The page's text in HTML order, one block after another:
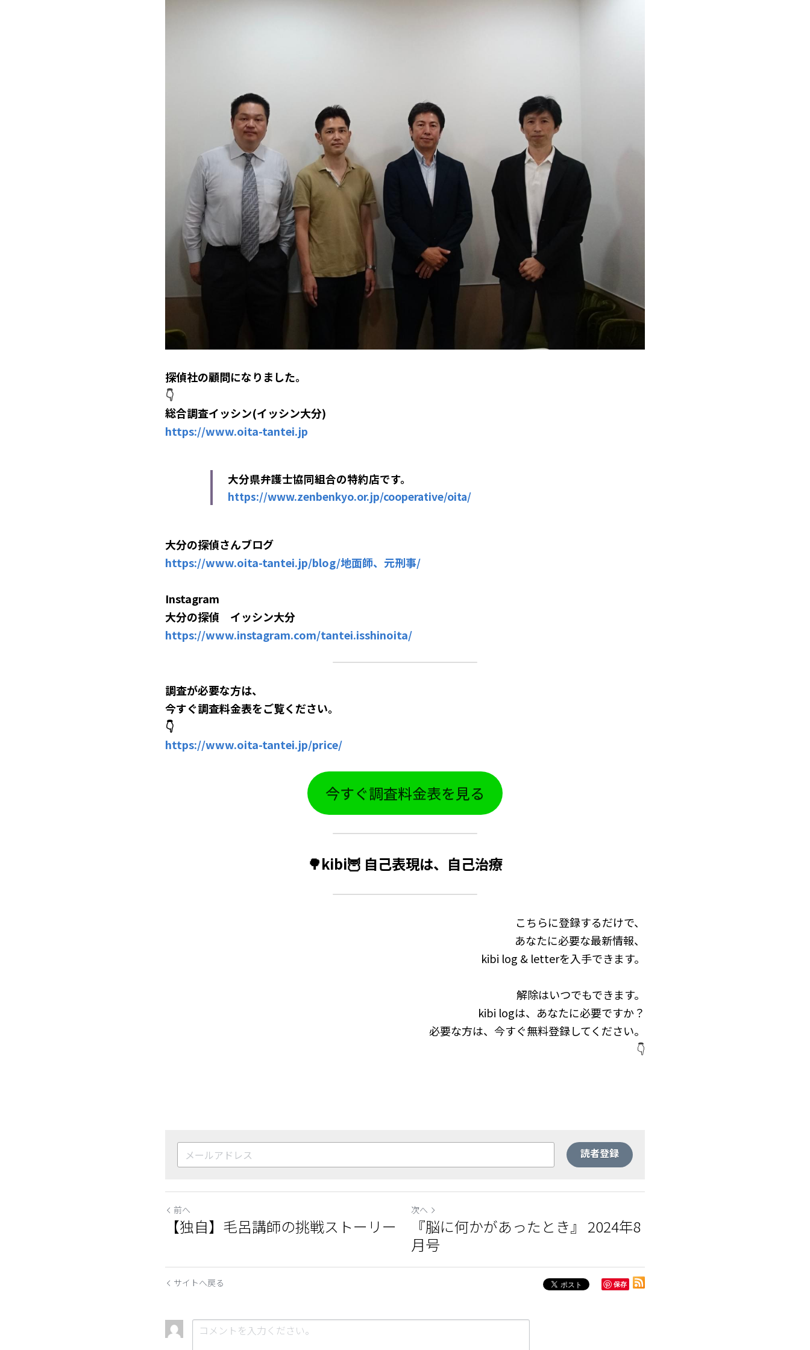
探偵社の顧問になりました。
👇
総合調査イッシン(イッシン大分)
https://www.oita-tantei.jp
大分県弁護士協同組合の特約店です。
https://www.zenbenkyo.or.jp/cooperative/oita/
大分の探偵さんブログ
https://www.oita-tantei.jp/blog/地面師、元刑事/
Instagram
大分の探偵　イッシン大分
https://www.instagram.com/tantei.isshinoita/
調査が必要な方は、
今すぐ調査料金表をご覧ください。
👇
https://www.oita-tantei.jp/price/
今すぐ調査料金表を見る
🌳kibi🦉 自己表現は、自己治療
こちらに登録するだけで、
あなたに必要な最新情報、
kibi log & letterを入手できます。
解除はいつでもできます。
kibi logは、あなたに必要ですか？
必要な方は、今すぐ無料登録してください。
👇
読者登録
前へ
【独自】毛呂講師の挑戦ストーリー
次へ
『脳に何かがあったとき』 2024年8
月号
サイトへ戻る 保存